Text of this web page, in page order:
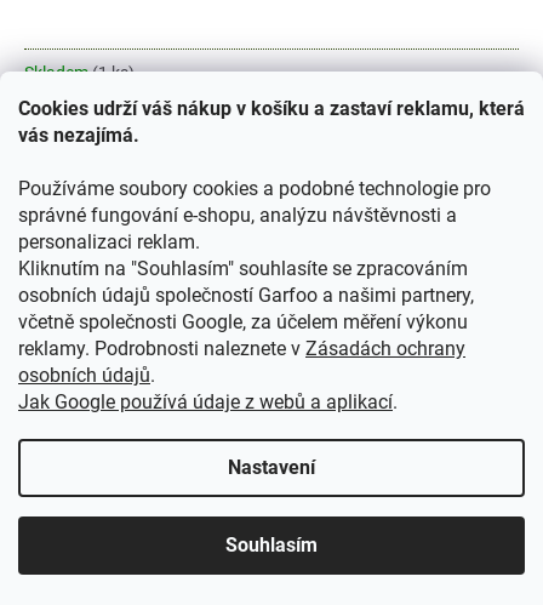
Cookies udrží váš nákup v košíku a zastaví reklamu, která
vás nezajímá.
Používáme soubory cookies a podobné technologie pro
správné fungování e-shopu, analýzu návštěvnosti a
personalizaci reklam.
Kliknutím na "Souhlasím" souhlasíte se zpracováním
osobních údajů společností Garfoo a našimi partnery,
včetně společnosti Google, za účelem měření výkonu
reklamy. Podrobnosti naleznete v Zásadách ochrany
osobních údajů.
Jak Google používá údaje z webů a aplikací.
Nastavení
Souhlasím
Skladem(1 ks)
118 Kč bez DPH
143 Kč/ ks
DETAIL
Rozčesávání vlasů bez kouzel? To by u Ledového království
neprošlo! Dětský kartáč na vlasy Frozen potěší malé
princezny oblíbeným motivem Elsy a Anny a zpříjemní
každodenní péči...
Enchanted springs